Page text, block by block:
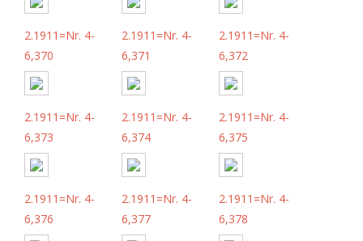
2.1911=Nr. 4-
6,370
2.1911=Nr. 4-
6,371
2.1911=Nr. 4-
6,372
2.1911=Nr. 4-
6,373
2.1911=Nr. 4-
6,374
2.1911=Nr. 4-
6,375
2.1911=Nr. 4-
6,376
2.1911=Nr. 4-
6,377
2.1911=Nr. 4-
6,378